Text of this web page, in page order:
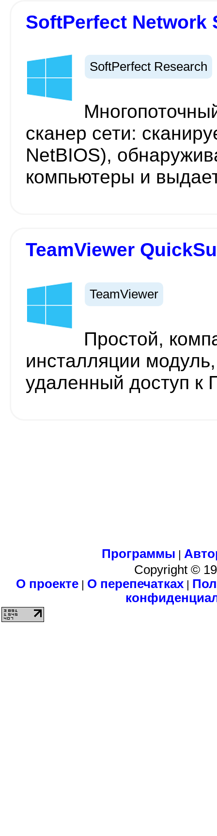
SoftPerfect Network
SoftPerfect Research
сканер сети:
NetBIOS),
компьютеры и
TeamViewer
TeamViewer
Простой,
инсталляции
удаленный доступ к
Программы |
Copyright ©
О проекте| О перепечатках|